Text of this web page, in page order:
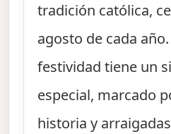
tradición católica,
agosto de cada
festividad tiene un
especial, marcado
historia y